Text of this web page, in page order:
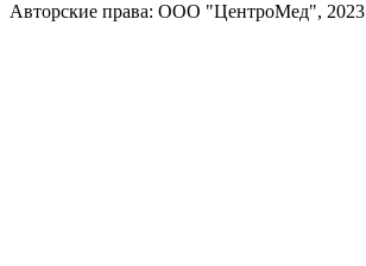
Авторские права: ООО "ЦентроМед", 2023